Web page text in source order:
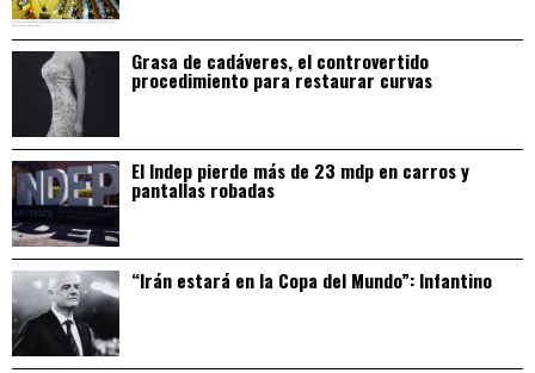
Grasa de cadáveres, el controvertido
procedimiento para restaurar curvas
El Indep pierde más de 23 mdp en carros y
pantallas robadas
“Irán estará en la Copa del Mundo”: Infantino